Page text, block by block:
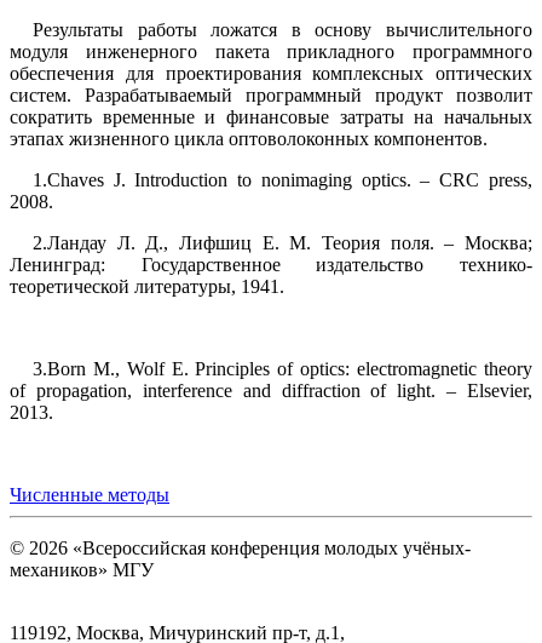
Результаты работы ложатся в основу вычислительного
модуля инженерного пакета прикладного программного
обеспечения для проектирования комплексных оптических
систем. Разрабатываемый программный продукт позволит
сократить временные и финансовые затраты на начальных
этапах жизненного цикла оптоволоконных компонентов.
1.Chaves J. Introduction to nonimaging optics. – CRC press,
2008.
2.Ландау Л. Д., Лифшиц Е. М. Теория поля. – Москва;
Ленинград: Государственное издательство технико-
теоретической литературы, 1941.
3.Born M., Wolf E. Principles of optics: electromagnetic theory
of propagation, interference and diffraction of light. – Elsevier,
2013.
Численные методы
© 2026 «Всероссийская конференция молодых учёных-
механиков» МГУ
119192, Москва, Мичуринский пр-т, д.1,